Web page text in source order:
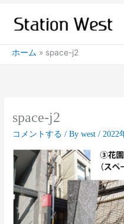
ス
ホーム space-j2
space-j2
コメントする / Bywest/ 2022